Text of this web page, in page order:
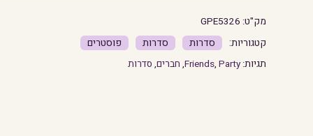
מק"ט: GPE5326
סדרות סדרות פוסטרים
תגיות: Friends, Party
, חברים, סדרות